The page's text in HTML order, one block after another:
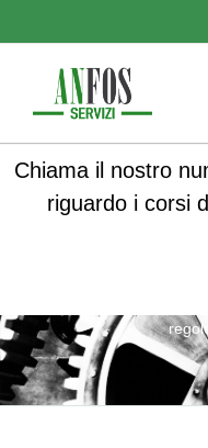
Chiama il nostro
riguardo i corsi